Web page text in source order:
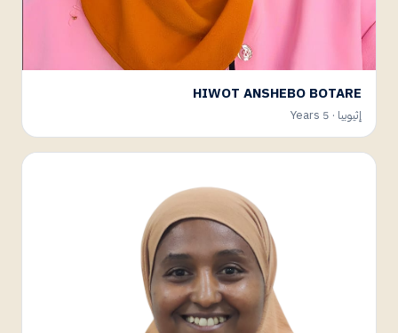
HIWOT ANSHEBO BOTARE
إثيوبيا · 5 Years